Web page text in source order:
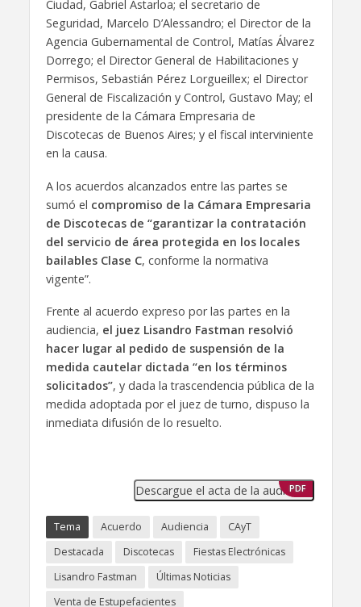
Ciudad, Gabriel Astarloa; el secretario de
Seguridad, Marcelo D’Alessandro; el Director de la
Agencia Gubernamental de Control, Matías Álvarez
Dorrego; el Director General de Habilitaciones y
Permisos, Sebastián Pérez Lorgueillex; el Director
General de Fiscalización y Control, Gustavo May; el
presidente de la Cámara Empresaria de
Discotecas de Buenos Aires; y el fiscal interviniente
en la causa.
A los acuerdos alcanzados entre las partes se
sumó el compromiso de la Cámara Empresaria
de Discotecas de “garantizar la contratación
del servicio de área protegida en los locales
bailables Clase C, conforme la normativa
vigente”.
Frente al acuerdo expreso por las partes en la
audiencia, el juez Lisandro Fastman resolvió
hacer lugar al pedido de suspensión de la
medida cautelar dictada “en los términos
solicitados”, y dada la trascendencia pública de la
medida adoptada por el juez de turno, dispuso la
inmediata difusión de lo resuelto.
Descargue el acta de la audiencia
PDF
Tema Acuerdo Audiencia
CAyT
Destacada
Discotecas
Fiestas Electrónicas
Lisandro Fastman
Últimas Noticias
Venta de Estupefacientes